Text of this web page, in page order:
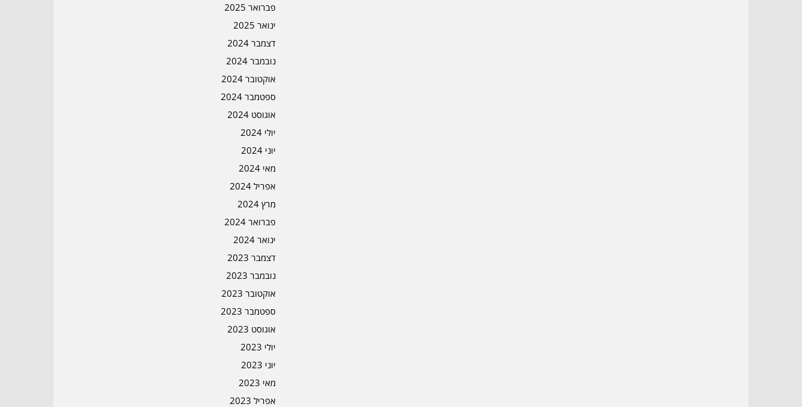
פברואר 2025
ינואר 2025
דצמבר 2024
נובמבר 2024
אוקטובר 2024
ספטמבר 2024
אוגוסט 2024
יולי 2024
יוני 2024
מאי 2024
אפריל 2024
מרץ 2024
פברואר 2024
ינואר 2024
דצמבר 2023
נובמבר 2023
אוקטובר 2023
ספטמבר 2023
אוגוסט 2023
יולי 2023
יוני 2023
מאי 2023
אפריל 2023